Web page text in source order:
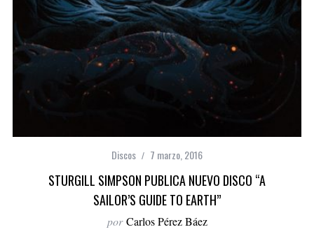
Discos 7 marzo, 2016
STURGILL SIMPSON PUBLICA NUEVO DISCO “A
SAILOR’S GUIDE TO EARTH”
por Carlos Pérez Báez